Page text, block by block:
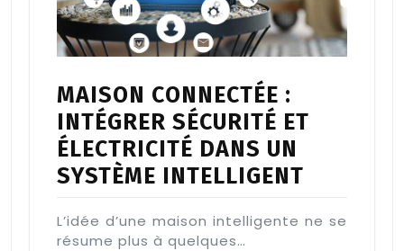
MAISON CONNECTÉE :
INTÉGRER SÉCURITÉ ET
ÉLECTRICITÉ DANS UN
SYSTÈME INTELLIGENT
L’idée d’une maison intelligente ne se
résume plus à quelques…